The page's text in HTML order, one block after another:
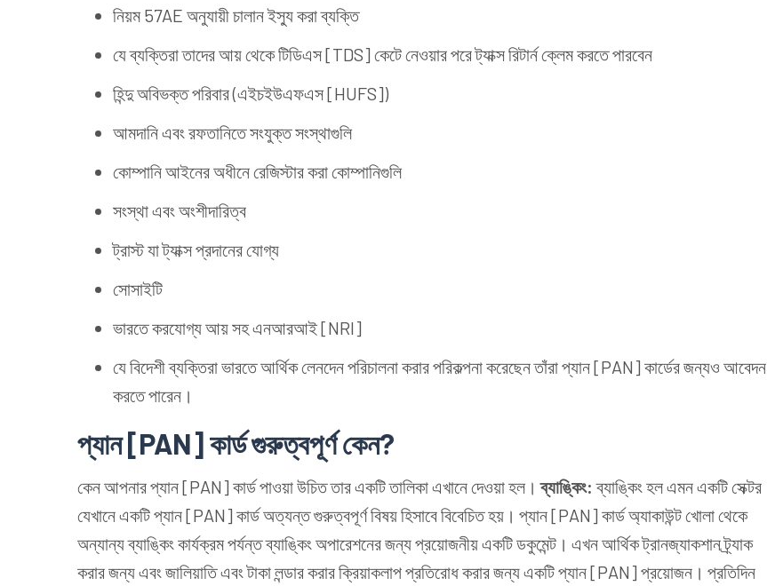
নিয়ম 57AE অনুযায়ী চালান ইস্যু করা ব্যক্তি
যে ব্যক্তিরা তাদের আয় থেকে টিডিএস [TDS] কেটে নেওয়ার পরে ট্যাক্স রিটার্ন ক্লেম করতে পারবেন
হিন্দু অবিভক্ত পরিবার (এইচইউএফএস [HUFS])
আমদানি এবং রফতানিতে সংযুক্ত সংস্থাগুলি
কোম্পানি আইনের অধীনে রেজিস্টার করা কোম্পানিগুলি
সংস্থা এবং অংশীদারিত্ব
ট্রাস্ট যা ট্যাক্স প্রদানের যোগ্য
সোসাইটি
ভারতে করযোগ্য আয় সহ এনআরআই [NRI]
যে বিদেশী ব্যক্তিরা ভারতে আর্থিক লেনদেন পরিচালনা করার পরিকল্পনা করেছেন তাঁরা প্যান [PAN] কার্ডের জন্যও আবেদন
করতে পারেন।
প্যান [PAN] কার্ড গুরুত্বপূর্ণ কেন?
কেন আপনার প্যান [PAN] কার্ড পাওয়া উচিত তার একটি তালিকা এখানে দেওয়া হল।ব্যাঙ্কিং:ব্যাঙ্কিং হল এমন একটি সেক্টর
যেখানে একটি প্যান [PAN] কার্ড অত্যন্ত গুরুত্বপূর্ণ বিষয় হিসাবে বিবেচিত হয়। প্যান [PAN] কার্ড অ্যাকাউন্ট খোলা থেকে
অন্যান্য ব্যাঙ্কিং কার্যক্রম পর্যন্ত ব্যাঙ্কিং অপারেশনের জন্য প্রয়োজনীয় একটি ডকুমেন্ট। এখন আর্থিক ট্রানজ্যাকশান ট্র্যাক
করার জন্য এবং জালিয়াতি এবং টাকা লন্ডার করার ক্রিয়াকলাপ প্রতিরোধ করার জন্য একটি প্যান [PAN] প্রয়োজন। প্রতিদিন